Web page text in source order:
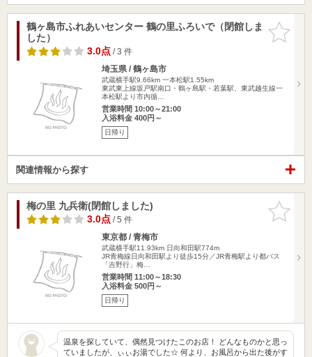
お気に入
りに追加
鶴ヶ島市ふれあいセンター 鶴の里ふろいで（閉館しま
した）
3.0点/ 3 件
埼玉県 / 鶴ヶ島市
武蔵横手駅9.66km 一本松駅1.55km
東武東上線坂戸駅南口・鶴ヶ島駅・若葉駅、東武越生線一
本松駅より市内循…
営業時間 10:00～21:00
入浴料金 400円～
日帰り
関連情報から探す
お気に入
りに追加
梅の里 九兵衛(閉館しました)
3.0点/ 5 件
東京都 / 青梅市
武蔵横手駅11.93km 日向和田駅774m
JR青梅線日向和田駅より徒歩15分／JR青梅駅より都バス
「吉野行」梅…
営業時間 11:00～18:30
入浴料金 500円～
日帰り
温泉を探していて、偶然見つけたこのお店！ どんなものかと思っ
ていましたが、ぃぃお湯でした☆ 何より、お風呂から出た後がす